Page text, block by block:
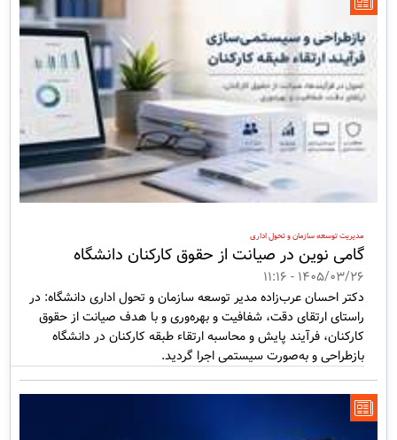
مدیریت توسعه سازمان و تحول اداری
گامی نوین در صیانت از حقوق کارکنان دانشگاه
1405/03/26 - 11:16
دکتر احسان عرب‌زاده مدیر توسعه سازمان و تحول اداری دانشگاه: در
راستای ارتقای دقت، شفافیت و بهره‌وری و با هدف صیانت از حقوق
کارکنان، فرآیند پایش و محاسبه ارتقاء طبقه کارکنان در دانشگاه
بازطراحی و به‌صورت سیستمی اجرا گردید.